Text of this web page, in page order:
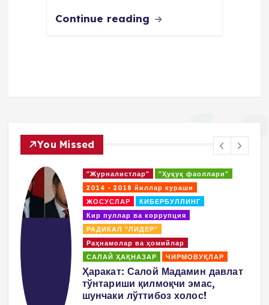
Continue reading
You Missed
"Журналистлар"
"Ҳуқуқ фаоллари"
2014 - 2018 йиллар кураши
ЖОСУСЛАР
КИБЕРБУЛЛИНГ
Кир пуллар ва коррупция
РАДИКАЛ "ЛИДЕР"
Раҳнамолар ва ҳомийлар
САЛАЙ ҲАҚНАЗАР
ЧИРМОВУҚЛАР
Ҳаракат: Салой Мадамин давлат
тўнтариши қилмоқчи эмас,
шунчаки лўттибоз холос!